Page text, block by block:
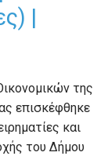
|
της
επισκέφθηκε
και
του Δήμου